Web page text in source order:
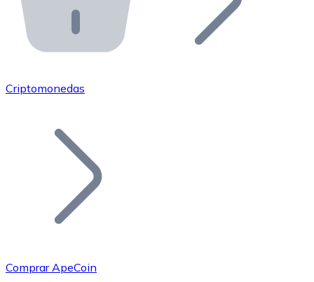
Bitnovo API
Integra nuestra API en tu ecosistema.
Únete a nuestra red de distribuidores.
Añade tu proyecto a nuestro ecosistema.
Criptomonedas
Comprar ApeCoin